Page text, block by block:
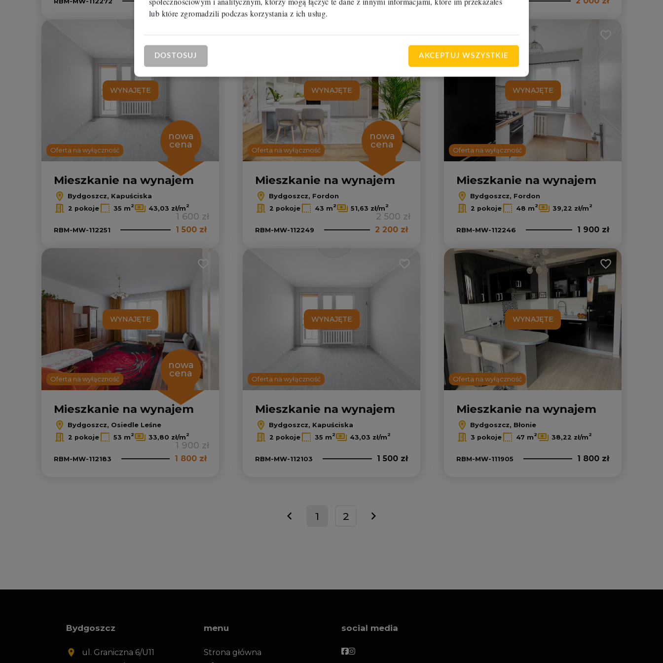
lub które zgromadzili podczas korzystania z ich usług.
DOSTOSUJ AKCEPTUJ WSZYSTKIE
Oferta na wyłączność
WYNAJĘTE
nowa
cena
Mieszkanie na wynajem
Bydgoszcz, Kapuściska
2 pokoje 35 m2 43,03 zł/m2
1 600 zł
RBM-MW-112251 1 500 zł
Oferta na wyłączność
WYNAJĘTE
nowa
cena
Mieszkanie na wynajem
Bydgoszcz, Fordon
2 pokoje 43 m2 51,63 zł/m2
2 500 zł
RBM-MW-112249 2 200 zł
Oferta na wyłączność
WYNAJĘTE
Mieszkanie na wynajem
Bydgoszcz, Fordon
2 pokoje 48 m2 39,22 zł/m2
RBM-MW-112246 1 900 zł
Oferta na wyłączność
WYNAJĘTE
nowa
cena
Mieszkanie na wynajem
Bydgoszcz, Osiedle Leśne
2 pokoje 53 m2 33,80 zł/m2
1 900 zł
RBM-MW-112183 1 800 zł
Oferta na wyłączność
WYNAJĘTE
Dodaj do ulubionych
Mieszkanie na wynajem
Bydgoszcz, Kapuściska
2 pokoje 35 m2 43,03 zł/m2
RBM-MW-112103 1 500 zł
Oferta na wyłączność
WYNAJĘTE
Dodaj do
Mieszkanie na wynajem
Bydgoszcz, Błonie
3 pokoje 47 m2 38,22 zł/m2
RBM-MW-111905 1 800 zł
prev
1 2
next
Bydgoszcz
ul. Graniczna 6/U11
menu
Strona główna
social media
Facebook
Facebook